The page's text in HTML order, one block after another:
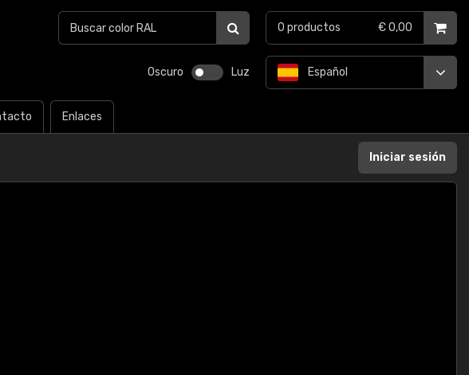
Oscuro Luz
Enlaces
Español
0 productos € 0,00
Iniciar sesión